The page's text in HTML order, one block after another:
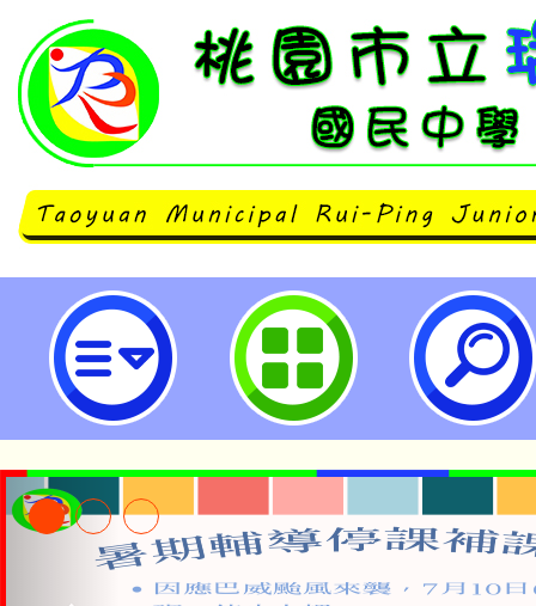
海外臺灣學校115學年度教師甄選
園市立瑞坪國民中學